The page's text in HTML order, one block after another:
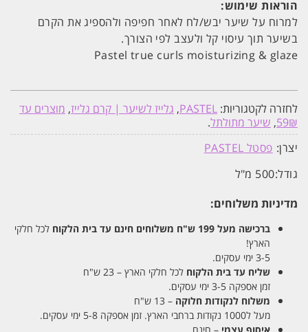
הוראות שימוש:
למרוח על שיער יבש/לח לאחר חפיפה ולהספיג את הקרם
בשיער תוך עיסוי קל ולעצב לפי הצורך.
Pastel true curls moisturizing & glaze
לחזרה לקטגוריות: PASTEL
, גלייז לשיער | קרם גלייז, מוצרים עד
59₪
, שיער מתולתל.
יצרן: פסטל PASTEL
גודל:500 מ"ל
מדיניות משלוחים:
ברכישה מעל 199 ש"ח משלוחים חינם עד בית הלקוח לכל חלקי
הארץ!
3-5 ימי עסקים.
שליח עד בית הלקוח לכל חלקי הארץ – 23 ש"ח
זמן אספקה 3-5 ימי עסקים.
משלוח לנקודות חלוקה – 13 ש"ח
מעל ל1000 נקודות ברחבי הארץ. זמן אספקה 5-8 ימי עסקים.